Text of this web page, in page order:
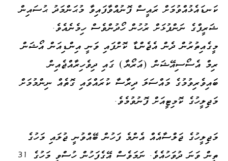
ކަނޑައެޅުއްވުމަށް ރައީސް ފޮނުއްވާފައިވާ މުޙަންމަދު ޙުސައިން
ޝަރީފްގެ ނަންފުޅަށް ރުހުން ހޯދުންވެސް ހިމެނެއެވެ.
މީގެއިތުރުން ދެން އެޖެންޑާ ކޮށްފައި ވަނީ އިންޑިއަން އޯޝަން
ރިމް އެސޯސިއޭޝަން (އަރޯޔާ) ގައި ދިވެހިރާއްޖެއިން
ބައިވެރިވުމުގެ މައްސަލަ ދިރާސާ ކުރައްވައި ގޮތެއް ނިންމުމަށް
މަޖިލީހުގެ ކޮމިޓީއަށް ފޮނުވުމެވެ.
މަޖިލީހުގެ ޖަލްސާއެއް އެންމެ ފަހުން ބޭއްވުނީ ޖުލައި މަހުގެ
ތިން ވަނަ ދުވަހުއެވެ. ނަމަވެސް އޭގެފަހުން ހުސްވި މަހުގެ 31